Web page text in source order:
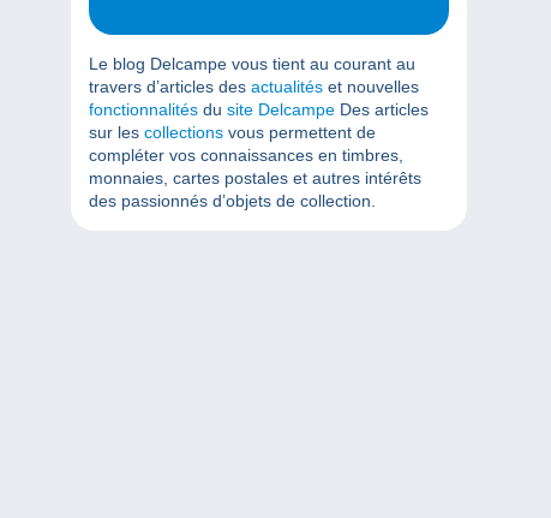
Le blog Delcampe vous tient au courant au
travers d’articles des actualités et nouvelles
fonctionnalités du site Delcampe Des articles
sur les collections vous permettent de
compléter vos connaissances en timbres,
monnaies, cartes postales et autres intérêts
des passionnés d’objets de collection.